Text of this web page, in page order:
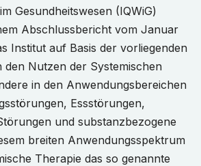
Gesundheitswesen (IQWiG)
Abschlussbericht vom Januar
Institut auf Basis der vorliegenden
den Nutzen der Systemischen
in den Anwendungsbereichen
Essstörungen,
und substanzbezogene
breiten Anwendungsspektrum
Therapie das so genannte